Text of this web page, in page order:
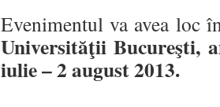
Evenimentul va avea loc
Universităţii Bucureşti,
iulie – 2 august 2013.